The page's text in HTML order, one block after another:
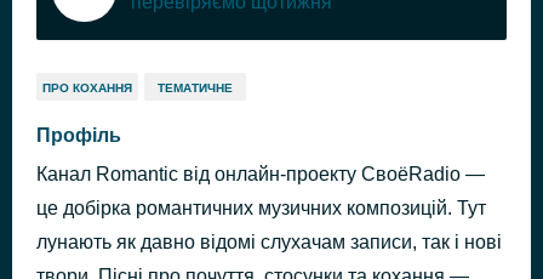
ПРО КОХАННЯ ТЕМАТИЧНЕ
Профіль
Канал Romantic від онлайн-проекту СвоёRadio —
це добірка романтичних музичних композицій. Тут
лунають як давно відомі слухачам записи, так і нові